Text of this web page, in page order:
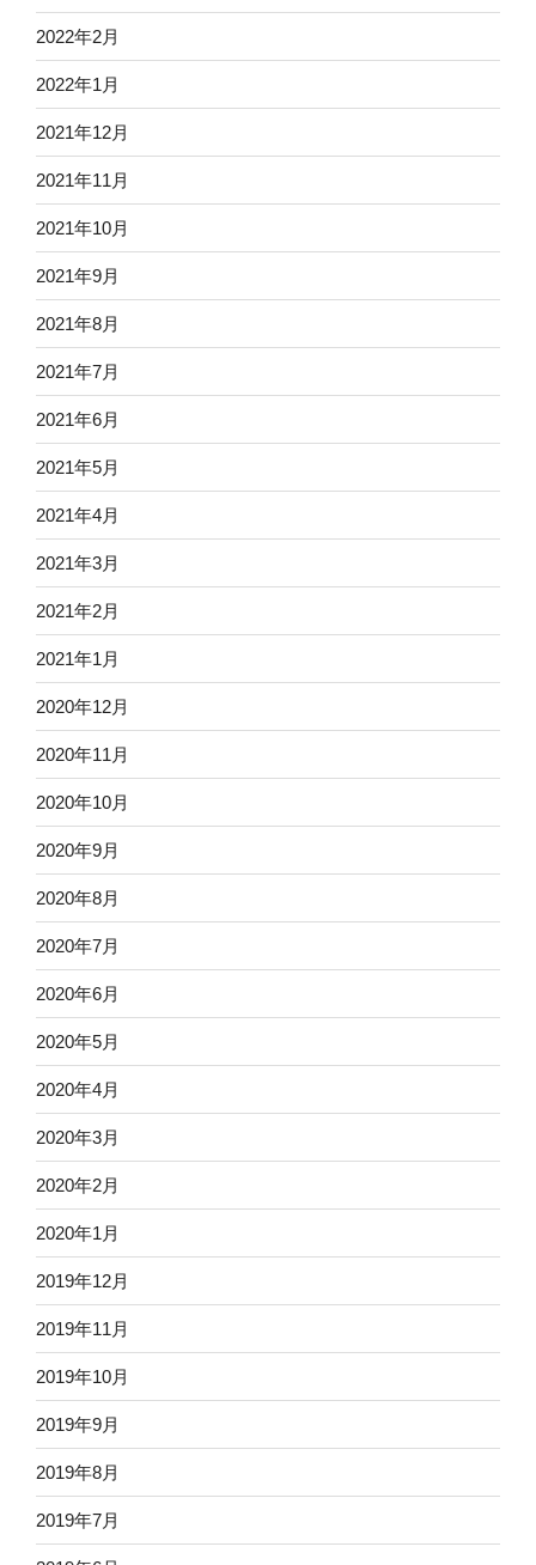
2022年2月
2022年1月
2021年12月
2021年11月
2021年10月
2021年9月
2021年8月
2021年7月
2021年6月
2021年5月
2021年4月
2021年3月
2021年2月
2021年1月
2020年12月
2020年11月
2020年10月
2020年9月
2020年8月
2020年7月
2020年6月
2020年5月
2020年4月
2020年3月
2020年2月
2020年1月
2019年12月
2019年11月
2019年10月
2019年9月
2019年8月
2019年7月